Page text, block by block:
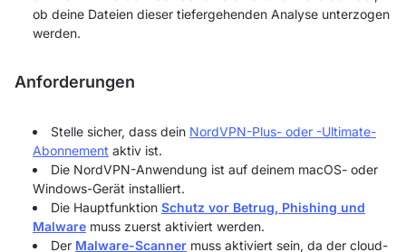
ob deine Dateien dieser tiefergehenden Analyse unterzogen
werden.
Anforderungen
Stelle sicher, dass dein NordVPN-Plus- oder -Ultimate-
Abonnement aktiv ist.
Die NordVPN-Anwendung ist auf deinem macOS- oder
Windows-Gerät installiert.
Die Hauptfunktion Schutz vor Betrug, Phishing und
Malware muss zuerst aktiviert werden.
Der Malware-Scanner muss aktiviert sein, da der cloud-